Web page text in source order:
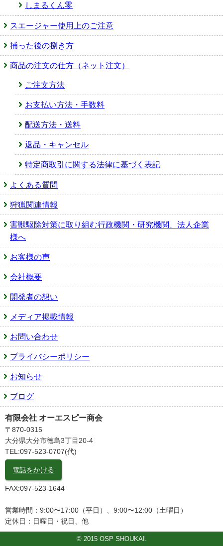
しまるくん零
スエージャー使用上のご注意
捕った後の捌き方
商品の注文の仕方（ネット注文）
ご注文方法
お支払い方法・手数料
配送方法・送料
返品・キャンセル
特定商取引に関する法律に基づく表記
よくある質問
狩猟関連情報
害獣駆除対策に取り組む行政機関・研究機関、法人企業
様へ
お客様の声
会社概要
開発者の想い
メディア掲載情報
お問い合わせ
プライバシーポリシー
お知らせ
ブログ
有限会社 オーエスピー商会
〒870-0315
大分県大分市徳島3丁目20-4
TEL:097-523-0707(代)
電話をかける
FAX:097-523-1644
営業時間：9:00〜17:00（平日）、9:00〜12:00（土曜日）
定休日：日曜日・祝日、他
© 2015 OSP SHOUKAI.